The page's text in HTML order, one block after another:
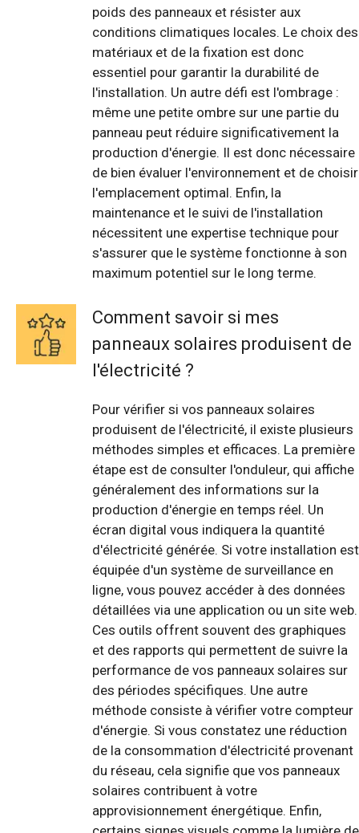
poids des panneaux et résister aux
conditions climatiques locales. Le choix des
matériaux et de la fixation est donc
essentiel pour garantir la durabilité de
l'installation. Un autre défi est l'ombrage :
même une petite ombre sur une partie du
panneau peut réduire significativement la
production d'énergie. Il est donc nécessaire
de bien évaluer l'environnement et de choisir
l'emplacement optimal. Enfin, la
maintenance et le suivi de l'installation
nécessitent une expertise technique pour
s'assurer que le système fonctionne à son
maximum potentiel sur le long terme.
Comment savoir si mes
panneaux solaires produisent de
l'électricité ?
Pour vérifier si vos panneaux solaires
produisent de l'électricité, il existe plusieurs
méthodes simples et efficaces. La première
étape est de consulter l'onduleur, qui affiche
généralement des informations sur la
production d'énergie en temps réel. Un
écran digital vous indiquera la quantité
d'électricité générée. Si votre installation est
équipée d'un système de surveillance en
ligne, vous pouvez accéder à des données
détaillées via une application ou un site web.
Ces outils offrent souvent des graphiques
et des rapports qui permettent de suivre la
performance de vos panneaux solaires sur
des périodes spécifiques. Une autre
méthode consiste à vérifier votre compteur
d'énergie. Si vous constatez une réduction
de la consommation d'électricité provenant
du réseau, cela signifie que vos panneaux
solaires contribuent à votre
approvisionnement énergétique. Enfin,